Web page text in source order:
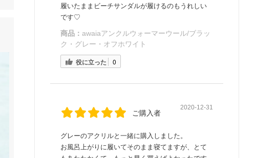
履いたままビーチサンダルが履けるのもうれしい
です♡
商品： awaiaアンクルウォーマーウール/ブラッ
ク・グレー・オフホワイト
役に立った 0
ご購入者
2020-12-31
グレーのアクリルと一緒に購入しました。
お風呂上がりに履いてそのまま寝てますが、とて